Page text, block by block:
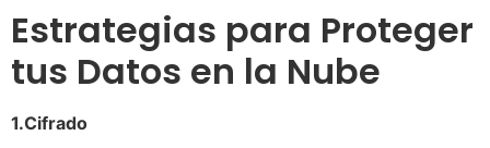
Estrategias para Proteger
tus Datos en la Nube
1.Cifrado